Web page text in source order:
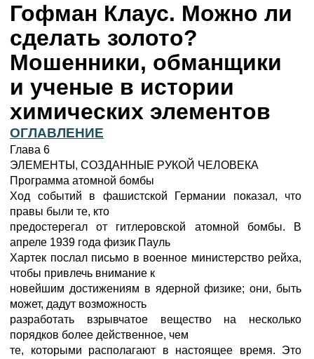
Гофман Клаус. Можно ли
сделать золото?
Мошенники, обманщики
и ученые в истории
химических элементов
ОГЛАВЛЕНИЕ
Глава 6
ЭЛЕМЕНТЫ, СОЗДАННЫЕ РУКОЙ ЧЕЛОВЕКА
Программа атомной бомбы
Ход событий в фашистской Германии показал, что
правы были те, кто
предостерегал от гитлеровской атомной бомбы. В
апреле 1939 года физик Пауль
Хартек послал письмо в военное министерство рейха,
чтобы привлечь внимание к
новейшим достижениям в ядерной физике; они, быть
может, дадут возможность
разработать взрывчатое вещество на несколько
порядков более действенное, чем
те, которыми располагают в настоящее время. Это